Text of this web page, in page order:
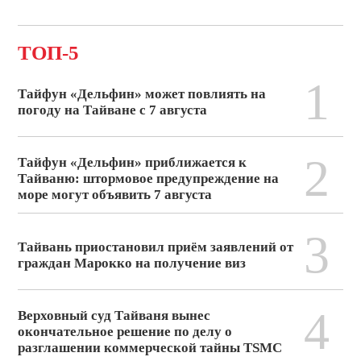
ТОП-5
Тайфун «Дельфин» может повлиять на
погоду на Тайване с 7 августа
1
Тайфун «Дельфин» приближается к
Тайваню: штормовое предупреждение на
море могут объявить 7 августа
2
Тайвань приостановил приём заявлений от
граждан Марокко на получение виз
3
Верховный суд Тайваня вынес
окончательное решение по делу о
разглашении коммерческой тайны TSMC
4